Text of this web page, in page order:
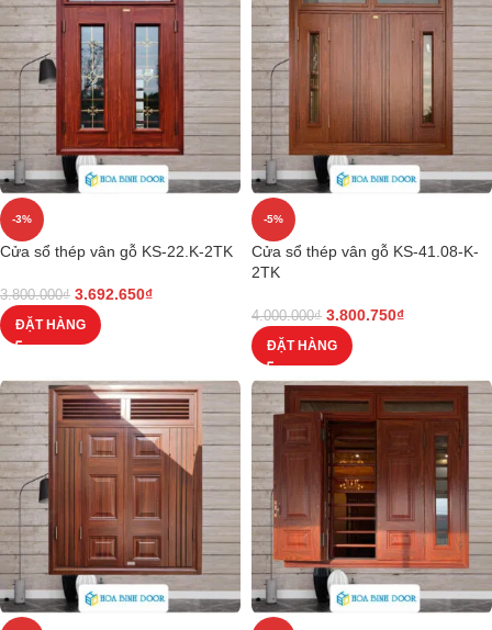
-3%
Cửa sổ thép vân gỗ KS-22.K-2TK
3.800.000₫ 3.692.650₫
ĐẶT HÀNG
-5%
Cửa sổ thép vân gỗ KS-41.08-K-
2TK
4.000.000₫ 3.800.750₫
ĐẶT HÀNG